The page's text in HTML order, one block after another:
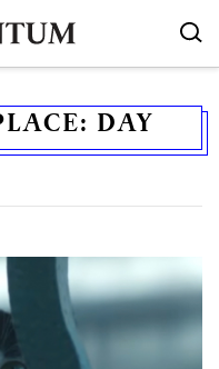
DAY